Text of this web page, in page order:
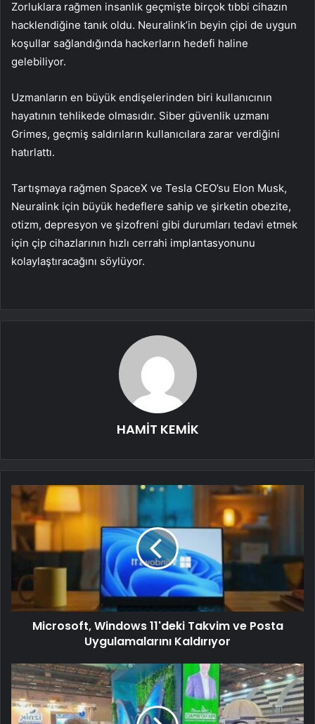
Zorluklara rağmen insanlık geçmişte birçok tıbbi cihazın
hacklendiğine tanık oldu. Neuralink’in beyin çipi de uygun
koşullar sağlandığında hackerların hedefi haline
gelebiliyor.
Uzmanların en büyük endişelerinden biri kullanıcının
hayatının tehlikede olmasıdır. Siber güvenlik uzmanı
Grimes, geçmiş saldırıların kullanıcılara zarar verdiğini
hatırlattı.
Tartışmaya rağmen SpaceX ve Tesla CEO’su Elon Musk,
Neuralink için büyük hedeflere sahip ve şirketin obezite,
otizm, depresyon ve şizofreni gibi durumları tedavi etmek
için çip cihazlarının hızlı cerrahi implantasyonunu
kolaylaştıracağını söylüyor.
HAMİT KEMİK
Microsoft, Windows 11'deki Takvim ve Posta
Uygulamalarını Kaldırıyor